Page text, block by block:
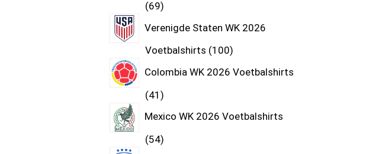
69
Verenigde Staten WK 2026
Voetbalshirts 100
Colombia WK 2026 Voetbalshirts
41
Mexico WK 2026 Voetbalshirts
54